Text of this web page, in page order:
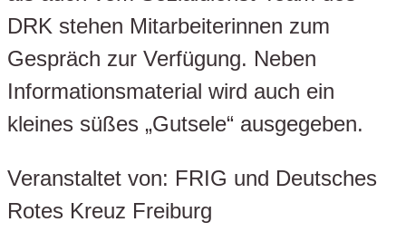
DRK stehen Mitarbeiterinnen zum
Gespräch zur Verfügung. Neben
Informationsmaterial wird auch ein
kleines süßes „Gutsele“ ausgegeben.
Veranstaltet von: FRIG und Deutsches
Rotes Kreuz Freiburg